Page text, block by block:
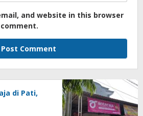
and website in this browser
di Pati,